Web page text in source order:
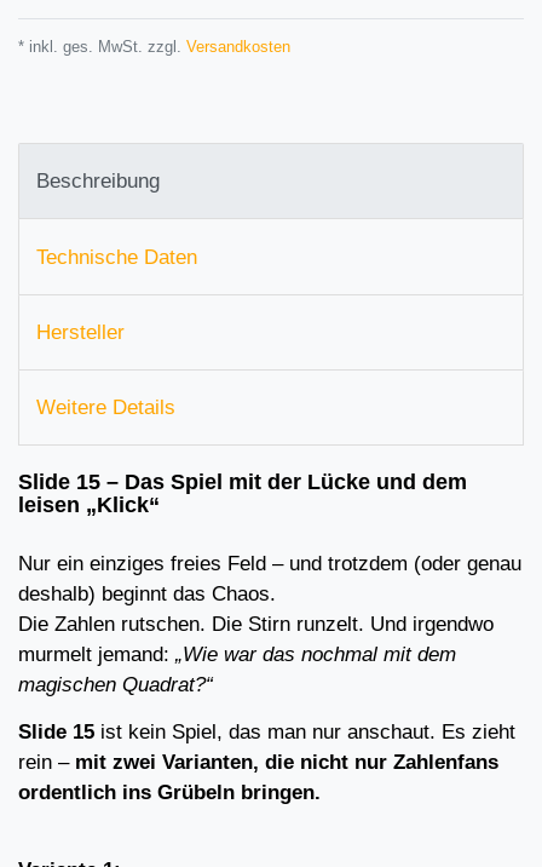
* inkl. ges. MwSt. zzgl. Versandkosten
Beschreibung
Technische Daten
Hersteller
Weitere Details
Slide 15 – Das Spiel mit der Lücke und dem
leisen „Klick“
Nur ein einziges freies Feld – und trotzdem (oder genau
deshalb) beginnt das Chaos.
Die Zahlen rutschen. Die Stirn runzelt. Und irgendwo
murmelt jemand: „Wie war das nochmal mit dem
magischen Quadrat?“
Slide 15 ist kein Spiel, das man nur anschaut. Es zieht
rein – mit zwei Varianten, die nicht nur Zahlenfans
ordentlich ins Grübeln bringen.